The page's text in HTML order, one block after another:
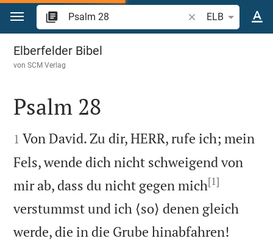
Zum Inhalt springen
Bibelstelle oder
ELB
Psalm 28
Elberfelder Bibel
vonSCM Verlag

Psalm 28

1 Von David. Zu dir, HERR, rufe ich; mein
Fels, wende dich nicht schweigend von
mir ab, dass du nicht gegen mich[1]
verstummst und ich ⟨so⟩ denen gleich
werde, die in die Grube hinabfahren!